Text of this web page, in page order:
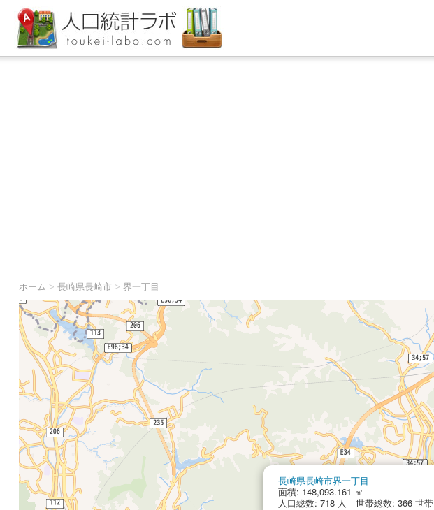
ホーム > 長崎県長崎市> 界一丁目
長崎県長崎市界一丁目
面積: 148,093.161 ㎡
人口総数: 718 人 世帯総数: 366 世帯